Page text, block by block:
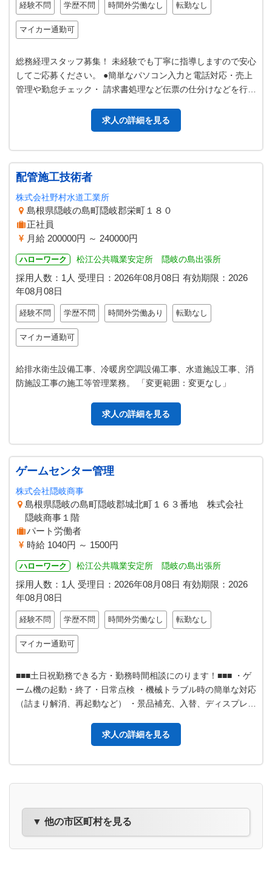
経験不問 学歴不問 時間外労働なし 転勤なし
マイカー通勤可
総務経理スタッフ募集！ 未経験でも丁寧に指導しますので安心
してご応募ください。 ●簡単なパソコン入力と電話対応・売上
管理や勤怠チェック・ 請求書処理など伝票の仕分けなどを行い
求人の詳細を見る
配管施工技術者
株式会社野村水道工業所
島根県隠岐の島町隠岐郡栄町１８０
正社員
月給 200000円 ～ 240000円
ハローワーク 松江公共職業安定所 隠岐の島出張所
採用人数：1人 受理日： 2026年08月08日 有効期限： 2026
年08月08日
経験不問 学歴不問 時間外労働あり 転勤なし
マイカー通勤可
給排水衛生設備工事、冷暖房空調設備工事、水道施設工事、消
防施設工事の施工等管理業務。 「変更範囲：変更なし」
求人の詳細を見る
ゲームセンター管理
株式会社隠岐商事
島根県隠岐の島町隠岐郡城北町１６３番地 株式会社
隠岐商事１階
パート労働者
時給 1040円 ～ 1500円
ハローワーク 松江公共職業安定所 隠岐の島出張所
採用人数：1人 受理日： 2026年08月08日 有効期限： 2026
年08月08日
経験不問 学歴不問 時間外労働なし 転勤なし
マイカー通勤可
■■■土日祝勤務できる方・勤務時間相談にのります！■■■ ・ゲ
ーム機の起動・終了・日常点検 ・機械トラブル時の簡単な対応
（詰まり解消、再起動など） ・景品補充、入替、ディスプレイ
求人の詳細を見る
▼ 他の市区町村を見る